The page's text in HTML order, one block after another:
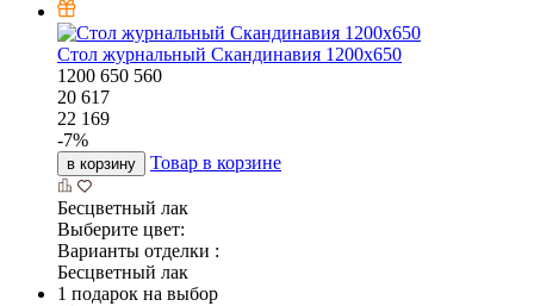
Стол журнальный Скандинавия 1200х650
1200 650 560
20 617
22 169
-7%
в корзину Товар в корзине
Бесцветный лак
Выберите цвет:
Варианты отделки :
Бесцветный лак
1 подарок на выбор